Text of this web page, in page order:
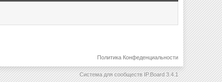
Политика Конфеденциальности
Система для сообществ IP.Board 3.4.1